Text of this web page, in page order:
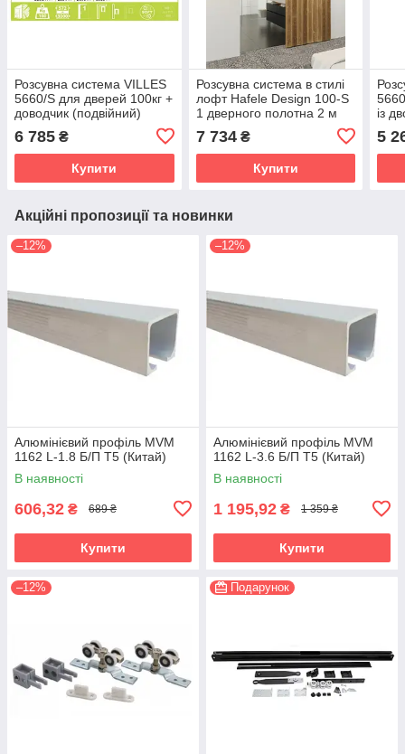
Розсувна система VILLES
5660/S для дверей 100кг +
доводчик (подвійний)
6 785 ₴
Купити
Розсувна система в стилі
лофт Hafele Design 100-S
1 дверного полотна 2 м
7 734₴
Купити
із
5
Акційні пропозиції та новинки
–12%
Алюмінієвий профіль MVM
1162 L-1.8 Б/П T5 (Китай)
В наявності
606,32 ₴ 689 ₴
Купити
–12%
Алюмінієвий профіль MVM
1162 L-3.6 Б/П T5 (Китай)
В наявності
1 195,92 ₴ 1 359 ₴
Купити
–12% Подарунок